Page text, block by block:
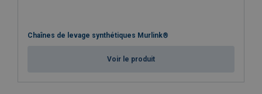
Chaînes de levage synthétiques Murlink®
Voir le produit